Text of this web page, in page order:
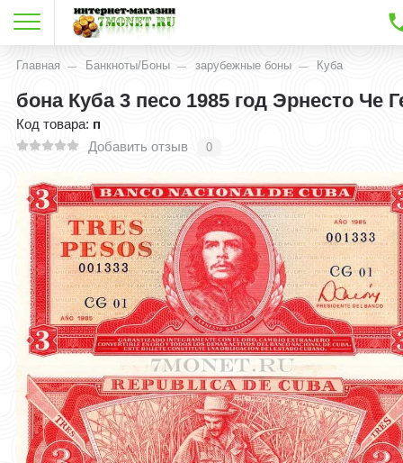
Главная Банкноты/Боны зарубежные боны Куба
бона Куба 3 песо 1985 год Эрнесто Че
Код товара: п
Добавить отзыв
0